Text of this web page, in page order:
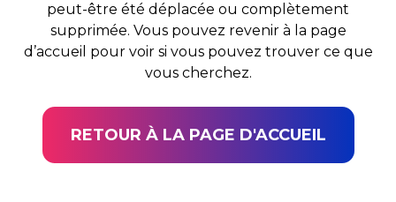
peut-être été déplacée ou complètement
supprimée. Vous pouvez revenir à la page
d’accueil pour voir si vous pouvez trouver ce que
vous cherchez.
RETOUR À LA PAGE D'ACCUEIL